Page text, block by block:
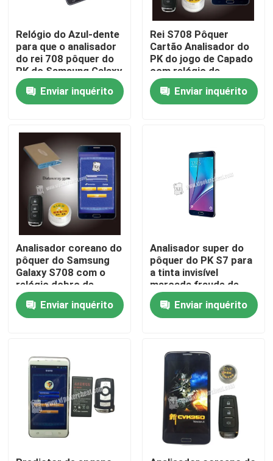
Para casa
Produtos
Vídeos
Sobre nós
Visita à fábrica
Controle de qualidade
Notícias
Solicite um orçamento
Relógio do Azul-dente
para que o analisador
do rei 708 pôquer do
PK do Samsung Galaxy
Note 7 ver o resultado
Enviar inquérito
Rei S708 Pôquer
Cartão Analisador do
PK do jogo de Capado
com relógio de
Bluetooth
Enviar inquérito
Analisador coreano do
pôquer do Samsung
Galaxy S708 com o
relógio dobro de
Bluetooth da câmera
Enviar inquérito
Analisador super do
pôquer do PK S7 para
a tinta invisível
marcada fraude de
cartões de jogo do
pôquer de Texas
Enviar inquérito